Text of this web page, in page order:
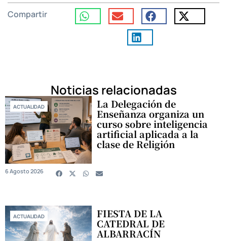
Compartir
Noticias relacionadas
ACTUALIDAD La Delegación de
Enseñanza organiza un
curso sobre inteligencia
artificial aplicada a la
clase de Religión
6 Agosto 2026
ACTUALIDAD FIESTA DE LA
CATEDRAL DE
ALBARRACÍN